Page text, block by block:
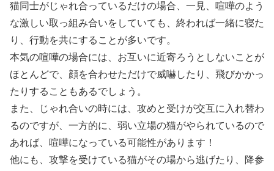
猫同士がじゃれ合っているだけの場合、一見、喧嘩のよう
な激しい取っ組み合いをしていても、終われば一緒に寝た
り、行動を共にすることが多いです。
本気の喧嘩の場合には、お互いに近寄ろうとしないことが
ほとんどで、顔を合わせただけで威嚇したり、飛びかかっ
たりすることもあるでしょう。
また、じゃれ合いの時には、攻めと受けが交互に入れ替わ
るのですが、一方的に、弱い立場の猫がやられているので
あれば、喧嘩になっている可能性があります！
他にも、攻撃を受けている猫がその場から逃げたり、降参